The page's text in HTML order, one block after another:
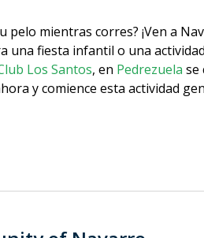
mientras corres? ¡Ven a
fiesta infantil o una
Los Santos, en Pedrezuela se
y comience esta actividad